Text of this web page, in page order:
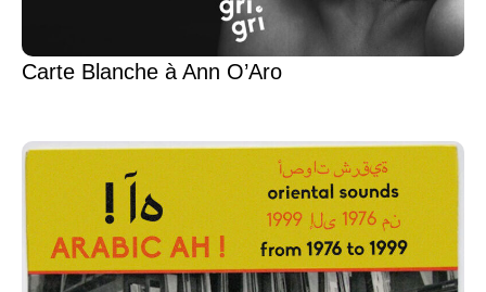
Carte Blanche à Ann O’Aro